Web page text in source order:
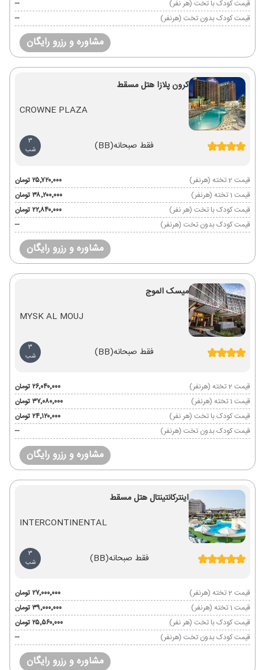
قیمت کودک با تخت (هر نفر)
--
قیمت کودک بدون تخت (هرنفر)
--
مشاوره و رزرو رایگان
کرون پلازا هتل مسقط
CROWNE PLAZA
فقط صبحانه(BB)
3
شب
قیمت 2 تخته (هرنفر)
۲۵٬۷۲۰٬۰۰۰ تومان
قیمت 1 تخته (هرنفر)
۳۸٬۲۰۰٬۰۰۰ تومان
قیمت کودک با تخت (هر نفر)
۲۲٬۸۴۰٬۰۰۰ تومان
قیمت کودک بدون تخت (هرنفر)
--
مشاوره و رزرو رایگان
میسک الموج
MYSK AL MOUJ
فقط صبحانه(BB)
3
شب
قیمت 2 تخته (هرنفر)
۲۶٬۰۴۰٬۰۰۰ تومان
قیمت 1 تخته (هرنفر)
۳۷٬۰۸۰٬۰۰۰ تومان
قیمت کودک با تخت (هر نفر)
۲۴٬۱۲۰٬۰۰۰ تومان
قیمت کودک بدون تخت (هرنفر)
--
مشاوره و رزرو رایگان
اینترکانتینتال هتل مسقط
INTERCONTINENTAL
فقط صبحانه(BB)
3
شب
قیمت 2 تخته (هرنفر)
۲۷٬۰۰۰٬۰۰۰ تومان
قیمت 1 تخته (هرنفر)
۳۹٬۰۰۰٬۰۰۰ تومان
قیمت کودک با تخت (هر نفر)
۲۵٬۵۶۰٬۰۰۰ تومان
قیمت کودک بدون تخت (هرنفر)
--
مشاوره و رزرو رایگان